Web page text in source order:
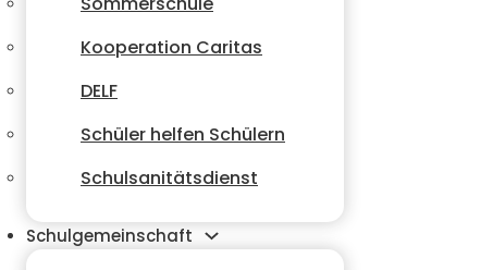
Kooperation Caritas
DELF
Schüler helfen Schülern
Schulsanitätsdienst
Schulgemeinschaft